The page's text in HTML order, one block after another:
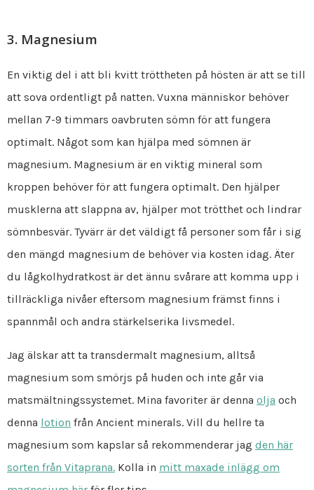
3. Magnesium
En viktig del i att bli kvitt tröttheten på hösten är att se till
att sova ordentligt på natten. Vuxna människor behöver
mellan 7-9 timmars oavbruten sömn för att fungera
optimalt. Något som kan hjälpa med sömnen är
magnesium. Magnesium är en viktig mineral som
kroppen behöver för att fungera optimalt. Den hjälper
musklerna att slappna av, hjälper mot trötthet och lindrar
sömnbesvär. Tyvärr är det väldigt få personer som får i sig
den mängd magnesium de behöver via kosten idag. Äter
du lågkolhydratkost är det ännu svårare att komma upp i
tillräckliga nivåer eftersom magnesium främst finns i
spannmål och andra stärkelserika livsmedel.
Jag älskar att ta transdermalt magnesium, alltså
magnesium som smörjs på huden och inte går via
matsmältningssystemet. Mina favoriter är denna olja och
denna lotion från Ancient minerals. Vill du hellre ta
magnesium som kapslar så rekommenderar jag den här
sorten från Vitaprana. Kolla in mitt maxade inlägg om